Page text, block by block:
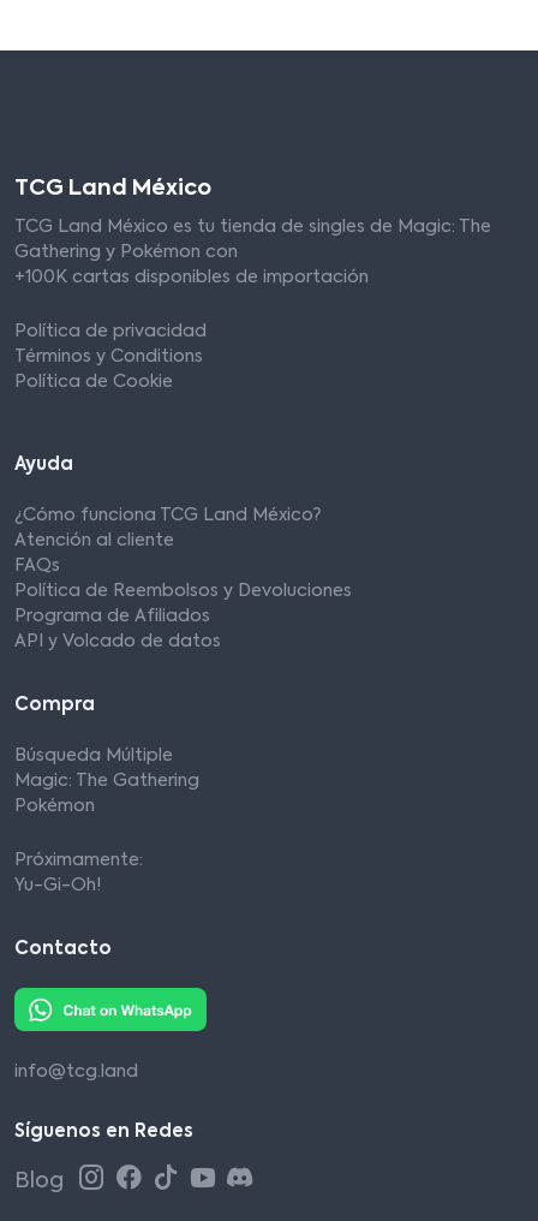
TCG Land México
TCG Land México es tu tienda de singles de Magic: The
Gathering y Pokémon con
+100K cartas disponibles de importación
Política de privacidad
Términos y Conditions
Política de Cookie
Ayuda
¿Cómo funciona TCG Land México?
Atención al cliente
FAQs
Política de Reembolsos y Devoluciones
Programa de Afiliados
API y Volcado de datos
Compra
Búsqueda Múltiple
Magic: The Gathering
Pokémon
Próximamente:
Yu-Gi-Oh!
Contacto
info@tcg.land
Síguenos en Redes
Blog